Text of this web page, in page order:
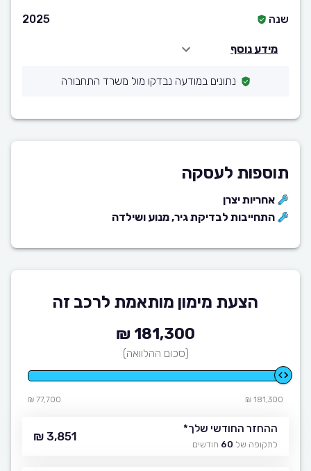
שנה
2025
מידע נוסף
נתונים במודעה נבדקו מול משרד התחבורה
תוספות לעסקה
אחריות יצרן
התחייבות לבדיקת גיר, מנוע ושילדה
הצעת מימון מותאמת לרכב זה
181,300 ₪
(סכום ההלוואה)
181,300 ₪
77,700 ₪
ההחזר החודשי שלך*
לתקופה של 60 חודשים
3,851 ₪